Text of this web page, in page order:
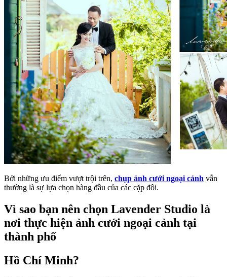
Bởi những ưu điểm vượt trội trên, chụp ảnh cưới ngoại cảnh vẫn
thường là sự lựa chọn hàng đầu của các cặp đôi.
Vì sao bạn nên chọn Lavender Studio là
nơi thực hiện ảnh cưới ngoại cảnh tại
thành phố
Hồ Chí Minh?